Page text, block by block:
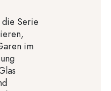
Serie
im